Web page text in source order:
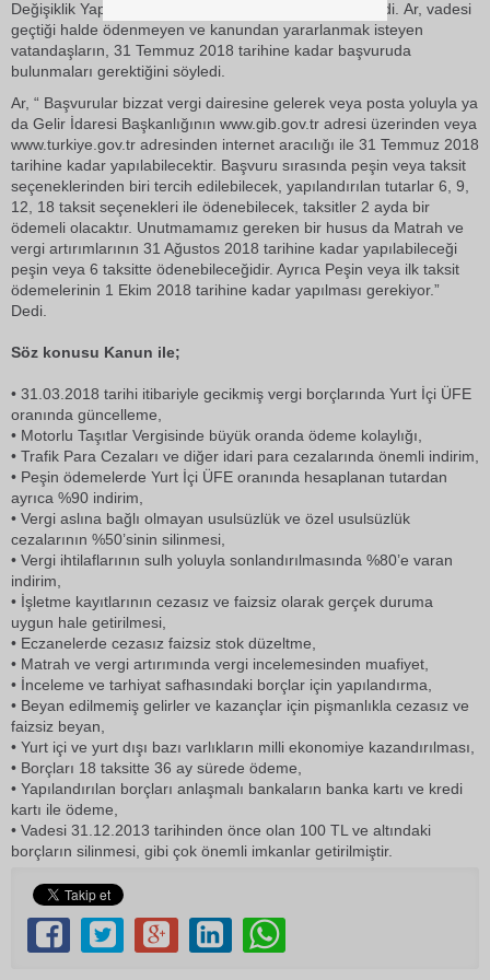
Değişiklik Yapılmasına İlişkin Kanun hakkında bilgi verdi. Ar, vadesi
geçtiği halde ödenmeyen ve kanundan yararlanmak isteyen
vatandaşların, 31 Temmuz 2018 tarihine kadar başvuruda
bulunmaları gerektiğini söyledi.
Ar, “ Başvurular bizzat vergi dairesine gelerek veya posta yoluyla ya
da Gelir İdaresi Başkanlığının www.gib.gov.tr adresi üzerinden veya
www.turkiye.gov.tr adresinden internet aracılığı ile 31 Temmuz 2018
tarihine kadar yapılabilecektir. Başvuru sırasında peşin veya taksit
seçeneklerinden biri tercih edilebilecek, yapılandırılan tutarlar 6, 9,
12, 18 taksit seçenekleri ile ödenebilecek, taksitler 2 ayda bir
ödemeli olacaktır. Unutmamamız gereken bir husus da Matrah ve
vergi artırımlarının 31 Ağustos 2018 tarihine kadar yapılabileceği
peşin veya 6 taksitte ödenebileceğidir. Ayrıca Peşin veya ilk taksit
ödemelerinin 1 Ekim 2018 tarihine kadar yapılması gerekiyor.”
Dedi.
Söz konusu Kanun ile;
• 31.03.2018 tarihi itibariyle gecikmiş vergi borçlarında Yurt İçi ÜFE
oranında güncelleme,
• Motorlu Taşıtlar Vergisinde büyük oranda ödeme kolaylığı,
• Trafik Para Cezaları ve diğer idari para cezalarında önemli indirim,
• Peşin ödemelerde Yurt İçi ÜFE oranında hesaplanan tutardan
ayrıca %90 indirim,
• Vergi aslına bağlı olmayan usulsüzlük ve özel usulsüzlük
cezalarının %50’sinin silinmesi,
• Vergi ihtilaflarının sulh yoluyla sonlandırılmasında %80’e varan
indirim,
• İşletme kayıtlarının cezasız ve faizsiz olarak gerçek duruma
uygun hale getirilmesi,
• Eczanelerde cezasız faizsiz stok düzeltme,
• Matrah ve vergi artırımında vergi incelemesinden muafiyet,
• İnceleme ve tarhiyat safhasındaki borçlar için yapılandırma,
• Beyan edilmemiş gelirler ve kazançlar için pişmanlıkla cezasız ve
faizsiz beyan,
• Yurt içi ve yurt dışı bazı varlıkların milli ekonomiye kazandırılması,
• Borçları 18 taksitte 36 ay sürede ödeme,
• Yapılandırılan borçları anlaşmalı bankaların banka kartı ve kredi
kartı ile ödeme,
• Vadesi 31.12.2013 tarihinden önce olan 100 TL ve altındaki
borçların silinmesi, gibi çok önemli imkanlar getirilmiştir.